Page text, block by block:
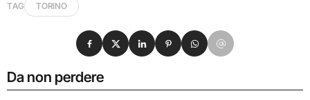
TAG TORINO
Da non perdere
Condividi su Facebook
Condividi su X
Condividi su LinkedIn
Condividi su Pinterest
Condividi su WhatsApp
Condividi su Email